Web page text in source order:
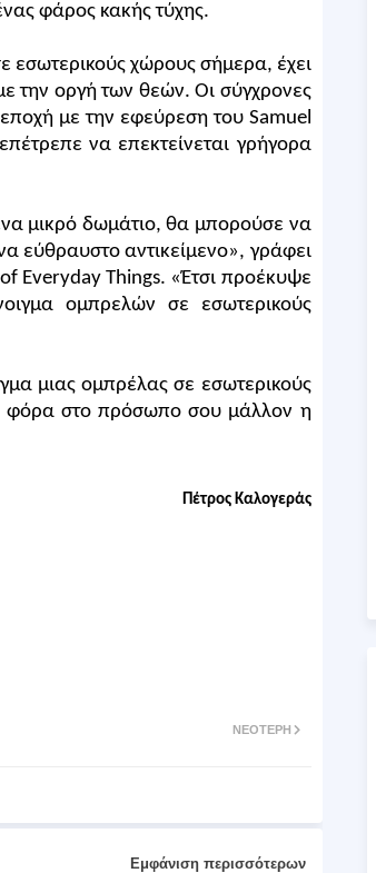
φάρος κακής τύχης.
χώρους σήμερα, έχει
την οργή των θεών. Οι σύγχρονες
με την εφεύρεση του Samuel
να επεκτείνεται γρήγορα
μικρό δωμάτιο, θα μπορούσε να
εύθραυστο αντικείμενο», γράφει
Everyday Things. «Έτσι προέκυψε
ομπρελών σε εσωτερικούς
μιας ομπρέλας σε εσωτερικούς
φόρα στο πρόσωπο σου μάλλον η
Πέτρος Καλογεράς
ΝΕΌΤΕΡΗ
Εμφάνιση περισσότερων